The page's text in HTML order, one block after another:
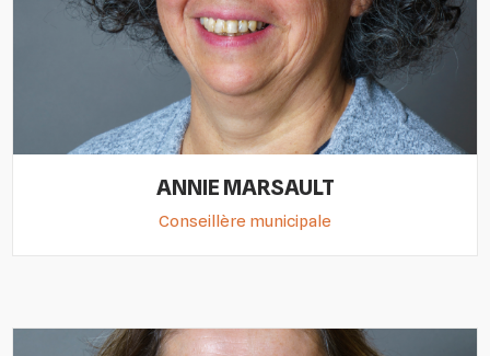
ANNIE MARSAULT
Conseillère municipale